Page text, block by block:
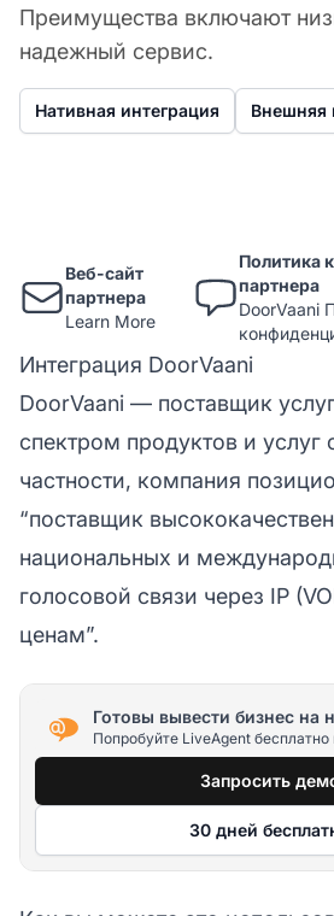
Преимущества включают
надежный сервис.
Нативная интеграция Внешняя
Веб-сайт
партнера
Learn More
Политика
партнера
DoorVaani
Интеграция DoorVaani
DoorVaani — поставщик
спектром продуктов и услуг
частности, компания
“поставщик
национальных и
голосовой связи через IP
ценам”.
Готовы вывести бизнес на
Попробуйте LiveAgent
Запросить
30 дней